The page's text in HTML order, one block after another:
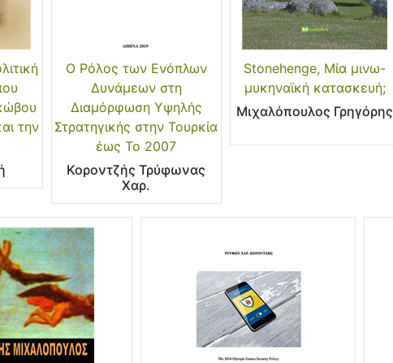
την
Ο Ρόλος των Ενόπλων
Δυνάμεων στη
Διαμόρφωση Υψηλής
Στρατηγικής στην Τουρκία
έως Το 2007
Κοροντζής Τρύφωνας
Χαρ.
Stonehenge, Μία μινω-
μυκηναϊκή κατασκευή;
Μιχαλόπουλος Γρηγόρης